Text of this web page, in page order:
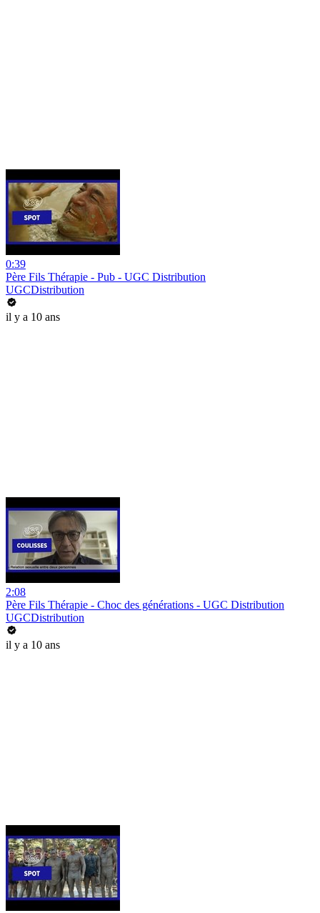
0:39
Père Fils Thérapie - Pub - UGC Distribution
UGCDistribution
il y a 10 ans
2:08
Père Fils Thérapie - Choc des générations - UGC Distribution
UGCDistribution
il y a 10 ans